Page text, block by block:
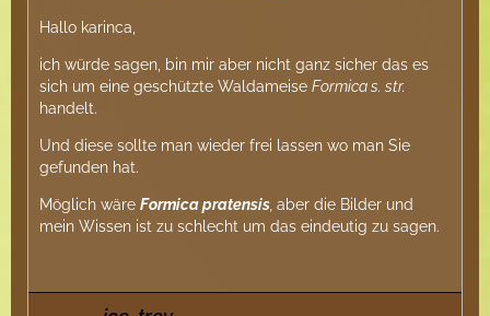
Hallo karinca,
ich würde sagen, bin mir aber nicht ganz sicher das es
sich um eine geschützte Waldameise Formica s. str.
handelt.
Und diese sollte man wieder frei lassen wo man Sie
gefunden hat.
Möglich wäre Formica pratensis aber die Bilder und
mein Wissen ist zu schlecht um das eindeutig zu sagen.